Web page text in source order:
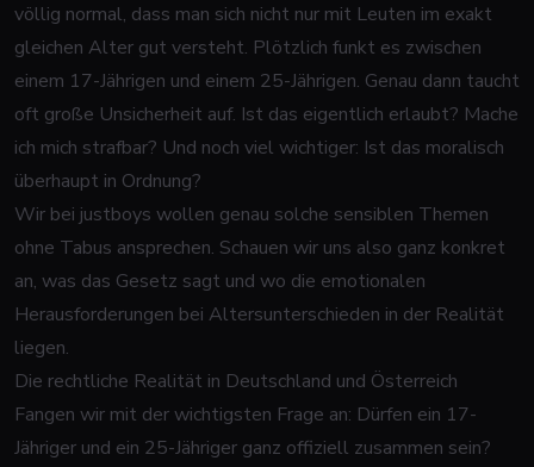
völlig normal, dass man sich nicht nur mit Leuten im exakt
gleichen Alter gut versteht. Plötzlich funkt es zwischen
einem 17-Jährigen und einem 25-Jährigen. Genau dann taucht
oft große Unsicherheit auf. Ist das eigentlich erlaubt? Mache
ich mich strafbar? Und noch viel wichtiger: Ist das moralisch
überhaupt in Ordnung?
Wir bei justboys wollen genau solche sensiblen Themen
ohne Tabus ansprechen. Schauen wir uns also ganz konkret
an, was das Gesetz sagt und wo die emotionalen
Herausforderungen bei Altersunterschieden in der Realität
liegen.
Die rechtliche Realität in Deutschland und Österreich
Fangen wir mit der wichtigsten Frage an: Dürfen ein 17-
Jähriger und ein 25-Jähriger ganz offiziell zusammen sein?